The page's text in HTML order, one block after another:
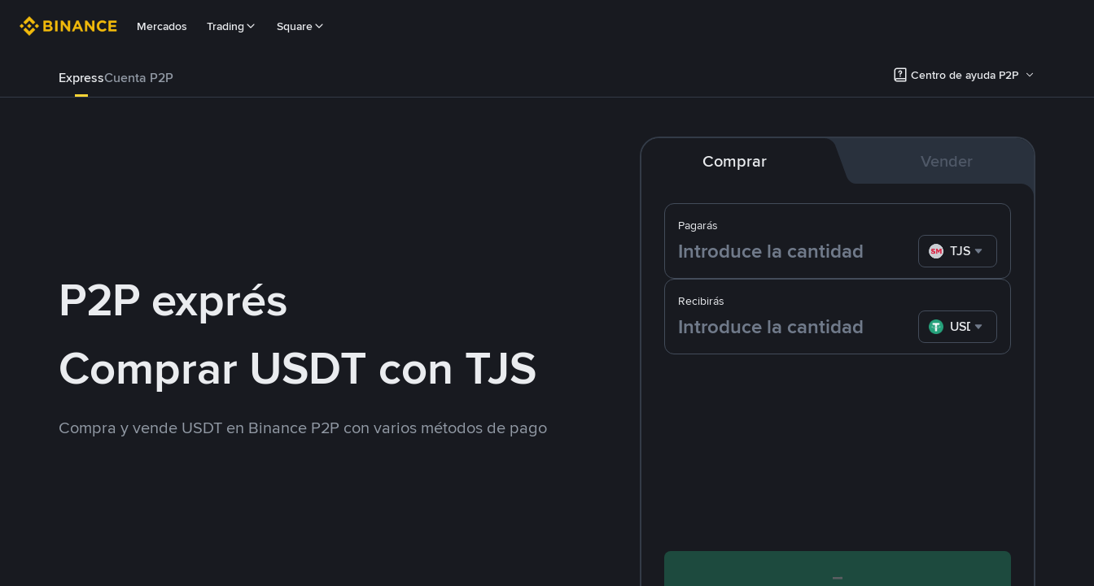
Mercados Trading Square
ExpressCuenta P2P Centro de ayuda P2P
P2P exprés
Comprar USDT con TJS
Compra y vende USDT en Binance P2P con varios métodos de pago
Comprar Vender
Pagarás
TJS
Recibirás
USDT